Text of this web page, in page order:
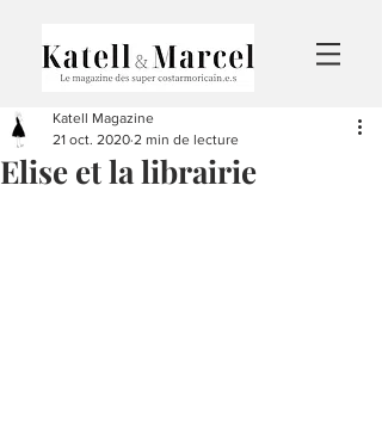
Elise et la librairie
Katell Magazine
21 oct. 2020 2 min de lecture